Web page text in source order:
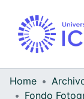
Home